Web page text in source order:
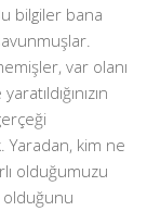
bilgiler bana
var olanı
Yaradan, kim ne
olduğumuzu
olduğunu